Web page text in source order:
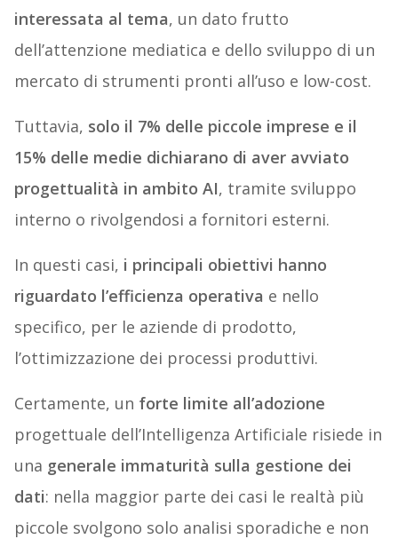
interessata al tema, un dato frutto
dell’attenzione mediatica e dello sviluppo di un
mercato di strumenti pronti all’uso e low-cost.
Tuttavia, solo il 7% delle piccole imprese e il
15% delle medie dichiarano di aver avviato
progettualità in ambito AI, tramite sviluppo
interno o rivolgendosi a fornitori esterni.
In questi casi, i principali obiettivi hanno
riguardato l’efficienza operativa e nello
specifico, per le aziende di prodotto,
l’ottimizzazione dei processi produttivi.
Certamente, un forte limite all’adozione
progettuale dell’Intelligenza Artificiale risiede in
una generale immaturità sulla gestione dei
dati: nella maggior parte dei casi le realtà più
piccole svolgono solo analisi sporadiche e non